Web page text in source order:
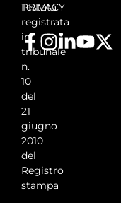
Testata
registrata
in
tribunale
n.
10
del
21
giugno
2010
del
Registro
stampa
PRIVACY